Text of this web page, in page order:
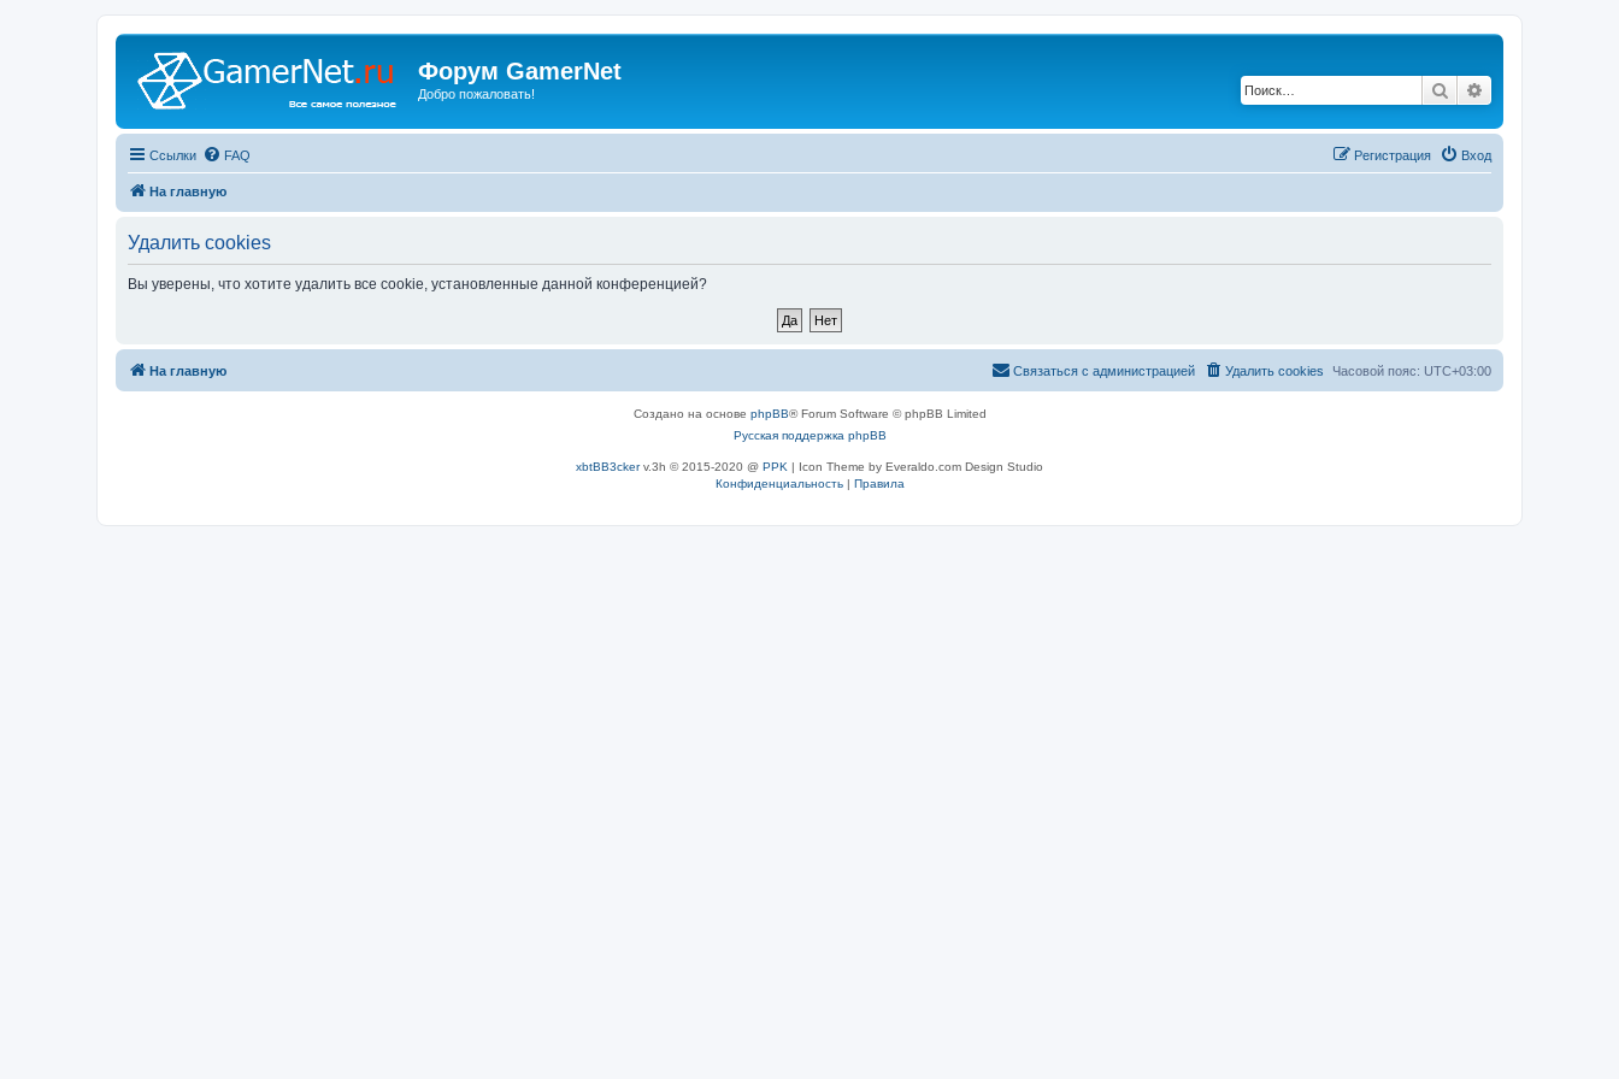
Форум GamerNet
Добро пожаловать! Поиск
Ссылки FAQ Вход
Регистрация
На главную
Удалить cookies
Вы уверены, что хотите удалить все cookie, установленные данной конференцией?
На главную Часовой пояс: UTC+03:00
Удалить cookies
Связаться с администрацией
Создано на основе phpBB® Forum Software © phpBB Limited
Русская поддержка phpBB
xbtBB3ckerv.3h © 2015-2020 @ PPK | Icon Theme by Everaldo.com Design Studio
Конфиденциальность| Правила